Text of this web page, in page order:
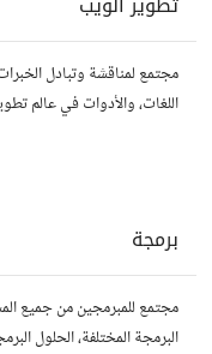
مجتمع لمناقشة وتبادل
اللغات، والأدوات في عالم
برمجة
مجتمع للمبرمجين من جميع
البرمجة المختلفة، الحلول